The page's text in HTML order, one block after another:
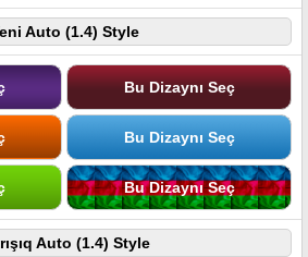
Auto (1.4) Style
Bu Dizaynı Seç
Bu Dizaynı Seç
Bu Dizaynı Seç
Auto (1.4) Style